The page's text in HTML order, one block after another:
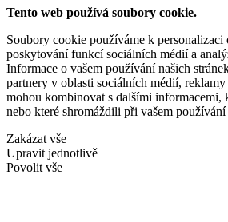
Tento web používá soubory cookie.
Soubory cookie používáme k personalizaci
poskytování funkcí sociálních médií a
Informace o vašem používání našich
partnery v oblasti sociálních médií,
mohou kombinovat s dalšími informacemi,
nebo které shromáždili při vašem
Zakázat vše
Upravit jednotlivě
Povolit vše